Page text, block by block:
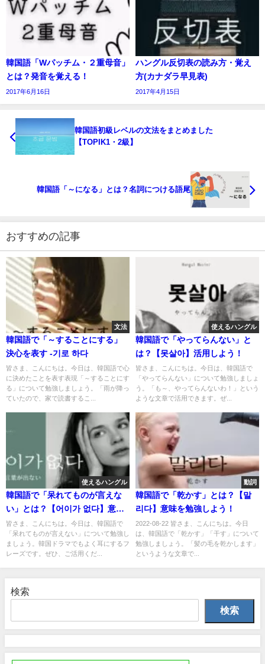
韓国語「Wパッチム・２重母音」
とは？発音を覚える！
2017年6月16日
ハングル反切表の読み方・覚え
方(カナダラ早見表)
2017年4月15日
韓国語初級レベルの文法をまとめました
【TOPIK1・2級】
韓国語「～になる」とは？名詞につける語尾
おすすめの記事
文法
韓国語で「～することにする」
決心を表す -기로 하다
皆さま、こんにちは。今日は、韓国語で心
に決めたことを表す表現「～することにす
る」について勉強しましょう。「雨が降っ
ていたので、家で読書するこ...
使えるハングル
韓国語で「やってらんない」と
は？【못살아】活用しよう！
皆さま、こんにちは。今日は、韓国語で
「やってらんない」について勉強しましょ
う。「も～、やってらんないわ！」という
ような文章で活用できます。ぜ...
使えるハングル
韓国語で「呆れてものが言えな
い」とは？【어이가 없다】意味
を勉強しよう！
皆さま、こんにちは。今日は、韓国語で
「呆れてものが言えない」について勉強し
ましょう。韓国ドラマでもよく耳にするフ
レーズです。ぜひ、ご活用くだ...
動詞
韓国語で「乾かす」とは？【말
리다】意味を勉強しよう！
2022-08-22 皆さま、こんにちは。今日
は、韓国語で「乾かす」「干す」について
勉強しましょう。「髪の毛を乾かします」
というような文章で...
検索
検索